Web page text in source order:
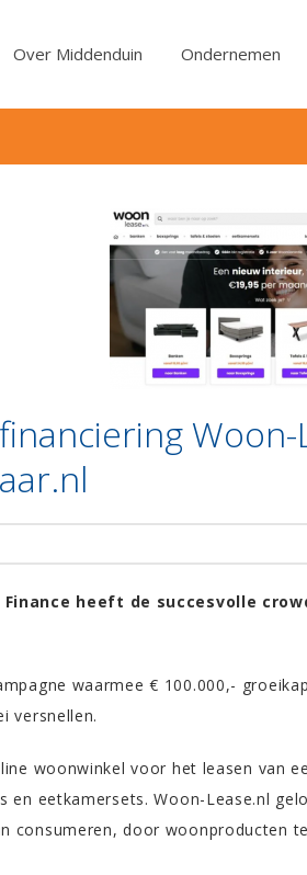
Over Middenduin Ondernemen
heeft de succesvolle
waarmee € 100.000,-
versnellen.
woonwinkel voor het leasen van
en eetkamersets. Woon-Lease.nl
consumeren, door woonproducten